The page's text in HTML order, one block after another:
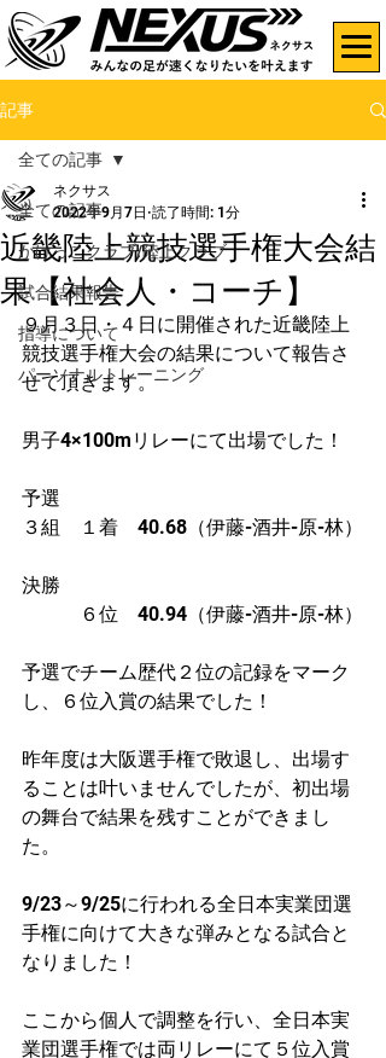
記事
全ての記事
かけっこクラブ/陸上クラブ
試合結果報告
指導について
パーソナルトレーニング
全ての記事
近畿陸上競技選手権大会結
果【社会人・コーチ】
ネクサス
2022年9月7日 読了時間: 1分
９月３日・４日に開催された近畿陸上
競技選手権大会の結果について報告さ
せて頂きます。
男子4×100mリレーにて出場でした！
予選
３組　１着　40.68（伊藤-酒井-原-林）
決勝
６位　40.94（伊藤-酒井-原-林）
予選でチーム歴代２位の記録をマーク
し、６位入賞の結果でした！
昨年度は大阪選手権で敗退し、出場す
ることは叶いませんでしたが、初出場
の舞台で結果を残すことができまし
た。
9/23～9/25に行われる全日本実業団選
手権に向けて大きな弾みとなる試合と
なりました！
ここから個人で調整を行い、全日本実
業団選手権では両リレーにて５位入賞